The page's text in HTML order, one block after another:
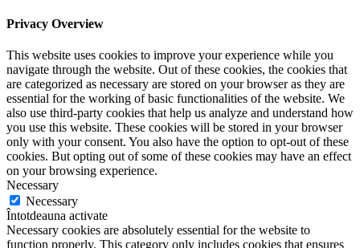
Privacy Overview
This website uses cookies to improve your experience while you
navigate through the website. Out of these cookies, the cookies that
are categorized as necessary are stored on your browser as they are
essential for the working of basic functionalities of the website. We
also use third-party cookies that help us analyze and understand how
you use this website. These cookies will be stored in your browser
only with your consent. You also have the option to opt-out of these
cookies. But opting out of some of these cookies may have an effect
on your browsing experience.
Necessary
Necessary
Întotdeauna activate
Necessary cookies are absolutely essential for the website to
function properly. This category only includes cookies that ensures